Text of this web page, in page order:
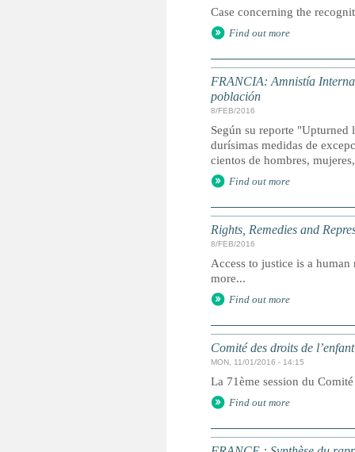
Case concerning the
Find out more
FRANCIA: Amnistía
población
8/FEB/2016
Según su reporte "Upturned
durísimas medidas de
cientos de hombres,
Find out more
Rights, Remedies and
8/FEB/2016
Access to justice is a
more...
Find out more
Comité des droits de
MON, 11/01/2016 - 14:15
La 71ème session du
Find out more